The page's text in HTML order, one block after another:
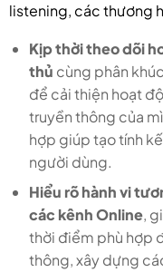
listening, các thương
Kịp thời theo dõi
thủ cùng phân
để cải thiện hoạt
truyền thông của
hợp giúp tạo tính
người dùng.
Hiểu rõ hành vi
các kênh Online,
thời điểm phù hợp
thông, xây dựng